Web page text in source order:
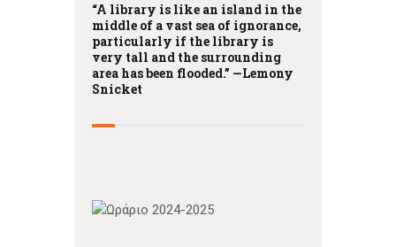
“A library is like an island in the
middle of a vast sea of ignorance,
particularly if the library is
very tall and the surrounding
area has been flooded.” —Lemony
Snicket